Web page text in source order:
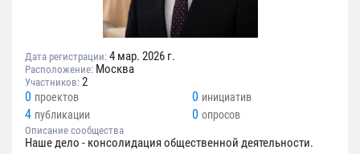
Дата регистрации: 4 мар. 2026 г.
Расположение: Москва
Участников: 2
0 проектов 0 инициатив
4 публикации 0 опросов
Описание сообщества
Наше дело - консолидация общественной деятельности.